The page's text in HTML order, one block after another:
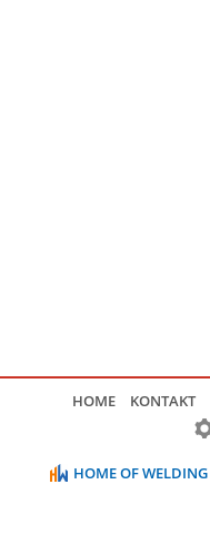
HOME KONTAKT
HOME OF WELDING